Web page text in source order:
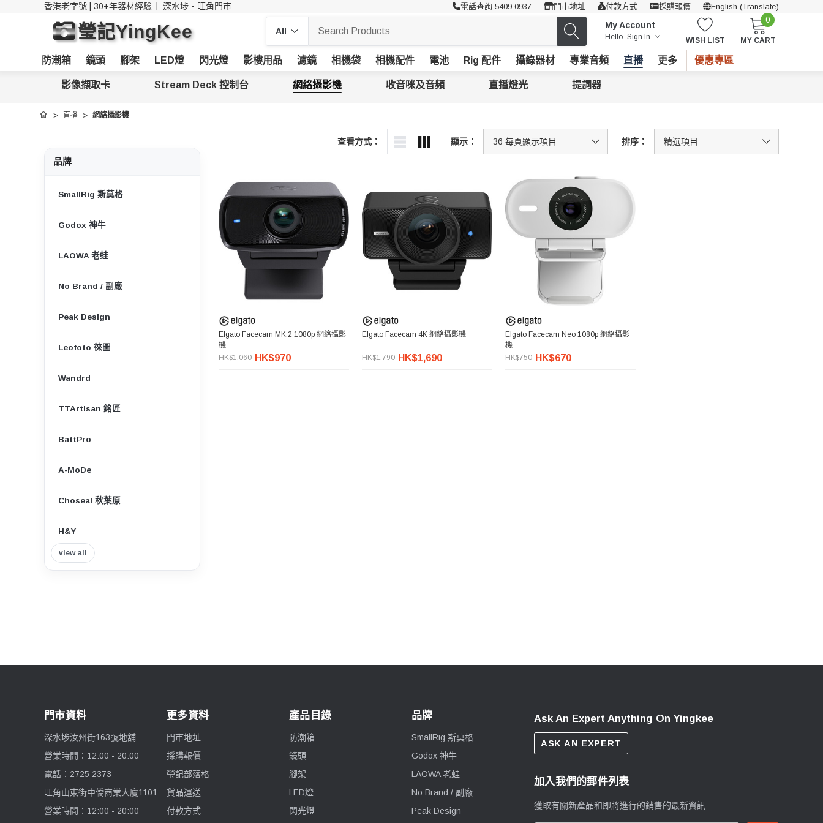
香港老字號 | 30+年器材經驗｜ 深水埗・旺角門市 電話查詢 5409 0937 門市地址 付款方式 採購報價 English (Translate)
瑩記YingKee My Account
Hello. Sign In WISH LIST
0
MY CART
防潮箱 鏡頭 腳架 LED燈 閃光燈 影樓用品 濾鏡 相機袋 相機配件 電池 Rig 配件 攝錄器材 專業音頻 直播 更多 優惠專區
影像擷取卡 Stream Deck 控制台 網絡攝影機 收音咪及音頻 直播燈光 提詞器
首頁 直播 網絡攝影機
查看方式： 顯示： 排序：
品牌
SmallRig 斯莫格
Godox 神牛
LAOWA 老蛙
No Brand / 副廠
Peak Design
Leofoto 徠圖
Wandrd
TTArtisan 銘匠
BattPro
A-MoDe
Choseal 秋葉原
H&Y
Insta360
Nitecore
Benro 百諾
Pelican
view all
Elgato Facecam MK.2 1080p 網絡攝影
機
HK$1,060 HK$970
Elgato Facecam 4K 網絡攝影機
HK$1,790 HK$1,690
Elgato Facecam Neo 1080p 網絡攝影
機
HK$750 HK$670
門市資料
深水埗汝州街163號地舖
營業時間：12:00 - 20:00
電話：2725 2373
旺角山東街中僑商業大廈1101
營業時間：12:00 - 20:00
更多資料
門市地址
採購報價
瑩記部落格
貨品運送
付款方式
產品目錄
防潮箱
鏡頭
腳架
LED燈
閃光燈
品牌
SmallRig 斯莫格
Godox 神牛
LAOWA 老蛙
No Brand / 副廠
Peak Design
Ask An Expert Anything On Yingkee
ASK AN EXPERT
加入我們的郵件列表
獲取有關新產品和即將進行的銷售的最新資訊